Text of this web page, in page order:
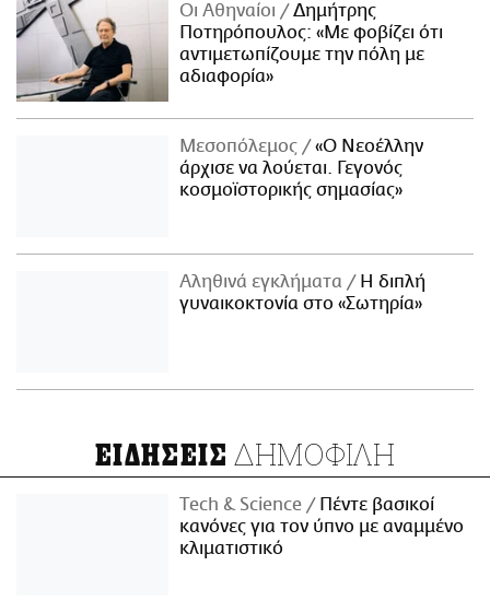
Οι Αθηναίοι
Δημήτρης
Ποτηρόπουλος: «Με φοβίζει ότι
αντιμετωπίζουμε την πόλη με
αδιαφορία»
Μεσοπόλεμος
«Ο Νεοέλλην
άρχισε να λούεται. Γεγονός
κοσμοϊστορικής σημασίας»
Αληθινά εγκλήματα
Η διπλή
γυναικοκτονία στο «Σωτηρία»
ΕΙΔΗΣΕΙΣ ΔΗΜΟΦΙΛΗ
Τech & Science
Πέντε βασικοί
κανόνες για τον ύπνο με αναμμένο
κλιματιστικό